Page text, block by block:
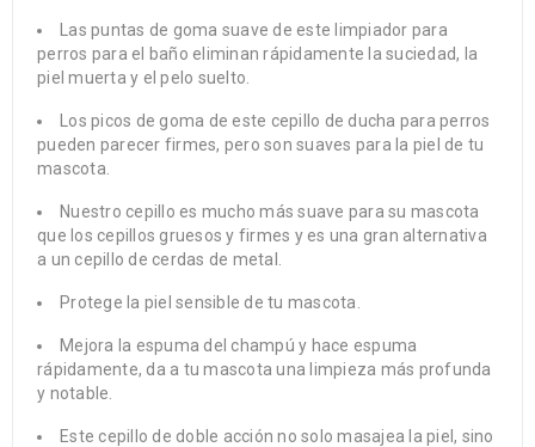
Las puntas de goma suave de este limpiador para
perros para el baño eliminan rápidamente la suciedad, la
piel muerta y el pelo suelto.
Los picos de goma de este cepillo de ducha para perros
pueden parecer firmes, pero son suaves para la piel de tu
mascota.
Nuestro cepillo es mucho más suave para su mascota
que los cepillos gruesos y firmes y es una gran alternativa
a un cepillo de cerdas de metal.
Protege la piel sensible de tu mascota.
Mejora la espuma del champú y hace espuma
rápidamente, da a tu mascota una limpieza más profunda
y notable.
Este cepillo de doble acción no solo masajea la piel, sino